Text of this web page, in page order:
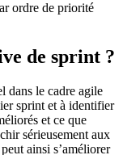
ordre de priorité
de sprint ?
dans le cadre agile
sprint et à identifier
et ce que
sérieusement aux
ainsi s’améliorer